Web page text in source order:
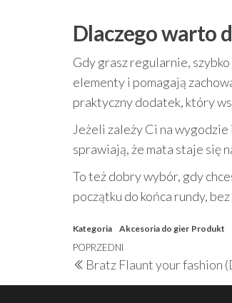
Dlaczego warto
Gdy grasz regularnie,
elementy i pomagają
praktyczny dodatek, który
Jeżeli zależy Ci na
sprawiają, że mata staje się
To też dobry wybór, gdy
początku do końca rundy,
Kategoria Akcesoria do gier Produkt
Nawigacja
wpisu
Poprzedni
wpis
POPRZEDNI
Bratz Flaunt your fashion